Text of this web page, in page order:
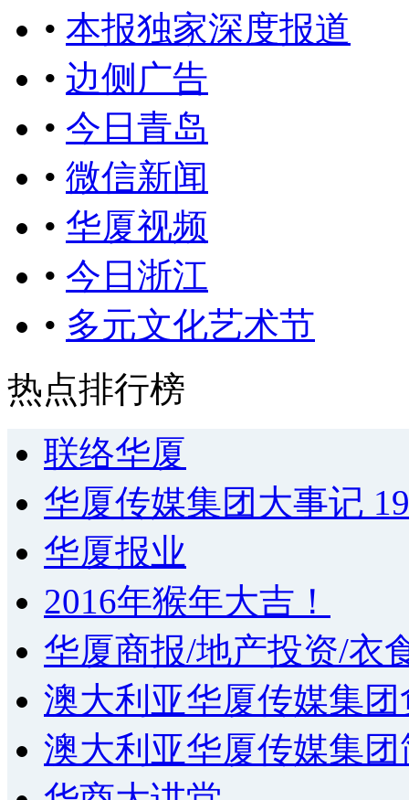
• 本报独家深度报道
• 边侧广告
• 今日青岛
• 微信新闻
• 华厦视频
• 今日浙江
• 多元文化艺术节
热点排行榜
联络华厦
华厦传媒集团大事记
华厦报业
2016年猴年大吉！
华厦商报/地产投资/衣
澳大利亚华厦传媒集
澳大利亚华厦传媒集团